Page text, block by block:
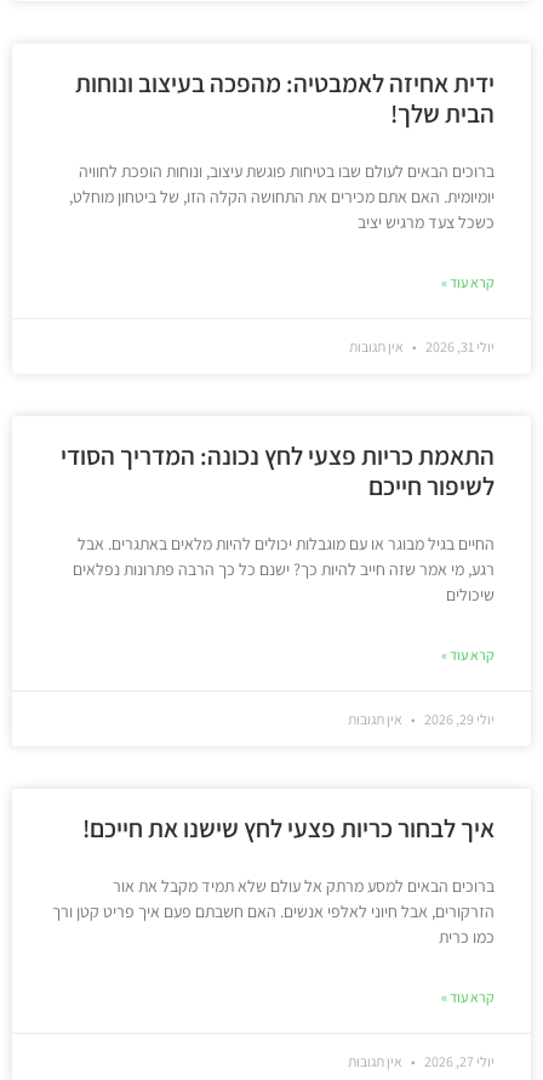
ידית אחיזה לאמבטיה: מהפכה בעיצוב ונוחות
הבית שלך!
ברוכים הבאים לעולם שבו בטיחות פוגשת עיצוב, ונוחות הופכת לחוויה
יומיומית. האם אתם מכירים את התחושה הקלה הזו, של ביטחון מוחלט,
כשכל צעד מרגיש יציב
קרא עוד »
יולי 31, 2026 אין תגובות
התאמת כריות פצעי לחץ נכונה: המדריך הסודי
לשיפור חייכם
החיים בגיל מבוגר או עם מוגבלות יכולים להיות מלאים באתגרים. אבל
רגע, מי אמר שזה חייב להיות כך? ישנם כל כך הרבה פתרונות נפלאים
שיכולים
קרא עוד »
יולי 29, 2026 אין תגובות
איך לבחור כריות פצעי לחץ שישנו את חייכם!
ברוכים הבאים למסע מרתק אל עולם שלא תמיד מקבל את אור
הזרקורים, אבל חיוני לאלפי אנשים. האם חשבתם פעם איך פריט קטן ורך
כמו כרית
קרא עוד »
יולי 27, 2026 אין תגובות